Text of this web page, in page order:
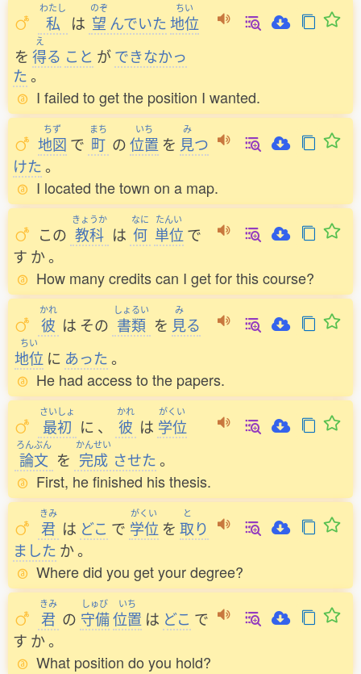
わたし
私 は
のぞ
望 んでいた
ちい
地位
を
え
得る こと ができなかっ
た。
I failed to get the position I wanted.
ちず
地図 で
まち
町 の
いち
位置 を
み
見つ
けた。
I located the town on a map.
この
きょうか
教科 は
なに
何
たんい
単位 で
す か。
How many credits can I get for this course?
かれ
彼 は その
しょるい
書類 を
み
見る
ちい
地位 に あった。
He had access to the papers.
さいしょ
最初 に 、
かれ
彼 は
がくい
学位
ろんぶん
論文 を
かんせい
完成 させた。
First, he finished his thesis.
きみ
君 は どこ で
がくい
学位 を
と
取り
ました か。
Where did you get your degree?
きみ
君 の
しゅび
守備
いち
位置 は どこ で
す か。
What position do you hold?